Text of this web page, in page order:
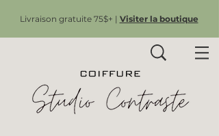
Livraison gratuite 75$+ | Visiter la boutique